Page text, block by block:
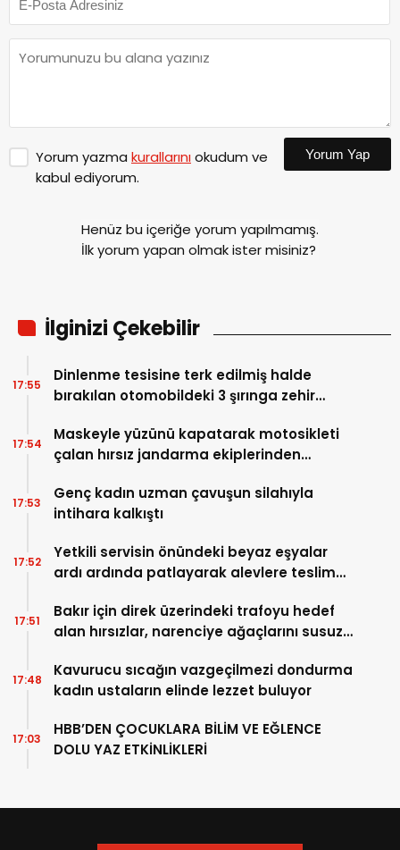
Yorum yazma kurallarınıokudum ve
kabul ediyorum.
Yorum Yap
Henüz bu içeriğe yorum yapılmamış.
İlk yorum yapan olmak ister misiniz?
İlginizi Çekebilir
Dinlenme tesisine terk edilmiş halde
bırakılan otomobildeki 3 şırınga zehir
17:55
Maskeyle yüzünü kapatarak motosikleti
çalan hırsız jandarma ekiplerinden
17:54
Genç kadın uzman çavuşun silahıyla
intihara kalkıştı
17:53
Yetkili servisin önündeki beyaz eşyalar
ardı ardında patlayarak alevlere teslim
17:52
Bakır için direk üzerindeki trafoyu hedef
alan hırsızlar, narenciye ağaçlarını susuz
17:51
Kavurucu sıcağın vazgeçilmezi dondurma
kadın ustaların elinde lezzet buluyor
17:48
HBB’DEN ÇOCUKLARA BİLİM VE EĞLENCE
DOLU YAZ ETKİNLİKLERİ
17:03